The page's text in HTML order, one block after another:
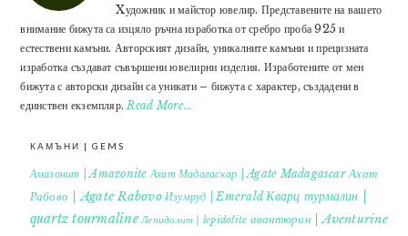
Xудожник и майстор ювелир. Представените на вашето
внимание бижута са изцяло ръчна изработка от сребро проба 925 и
естествени камъни. Авторският дизайн, уникалните камъни и прецизната
изработка създават съвършени ювелирни изделия. Изработените от мен
бижута с авторски дизайн са уникати – бижута с характер, създадени в
единствен екземпляр. Read More…
КАМЪНИ | GEMS
Амазонит | Amazonite Ахат Мадагаскар | Agate Madagascar Ахат
Рабово | Agate Rabovo Изумруд | Emerald Кварц турмалин |
quartz tourmaline Лепидолит | lepidolite авантюрин | Aventurine